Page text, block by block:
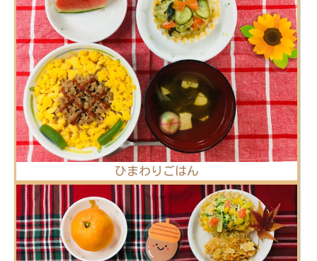
ひまわりごはん